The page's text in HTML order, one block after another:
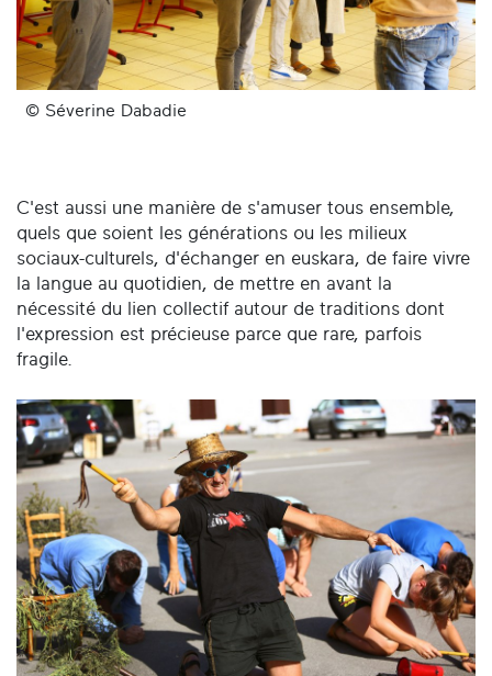
© Séverine Dabadie
C'est aussi une manière de s'amuser tous ensemble,
quels que soient les générations ou les milieux
sociaux-culturels, d'échanger en euskara, de faire vivre
la langue au quotidien, de mettre en avant la
nécessité du lien collectif autour de traditions dont
l'expression est précieuse parce que rare, parfois
fragile.